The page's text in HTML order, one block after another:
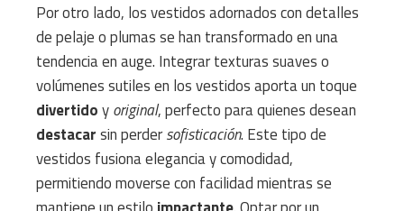
Por otro lado, los vestidos adornados con detalles
de pelaje o plumas se han transformado en una
tendencia en auge. Integrar texturas suaves o
volúmenes sutiles en los vestidos aporta un toque
divertidoyoriginal, perfecto para quienes desean
destacarsin perdersofisticación. Este tipo de
vestidos fusiona elegancia y comodidad,
permitiendo moverse con facilidad mientras se